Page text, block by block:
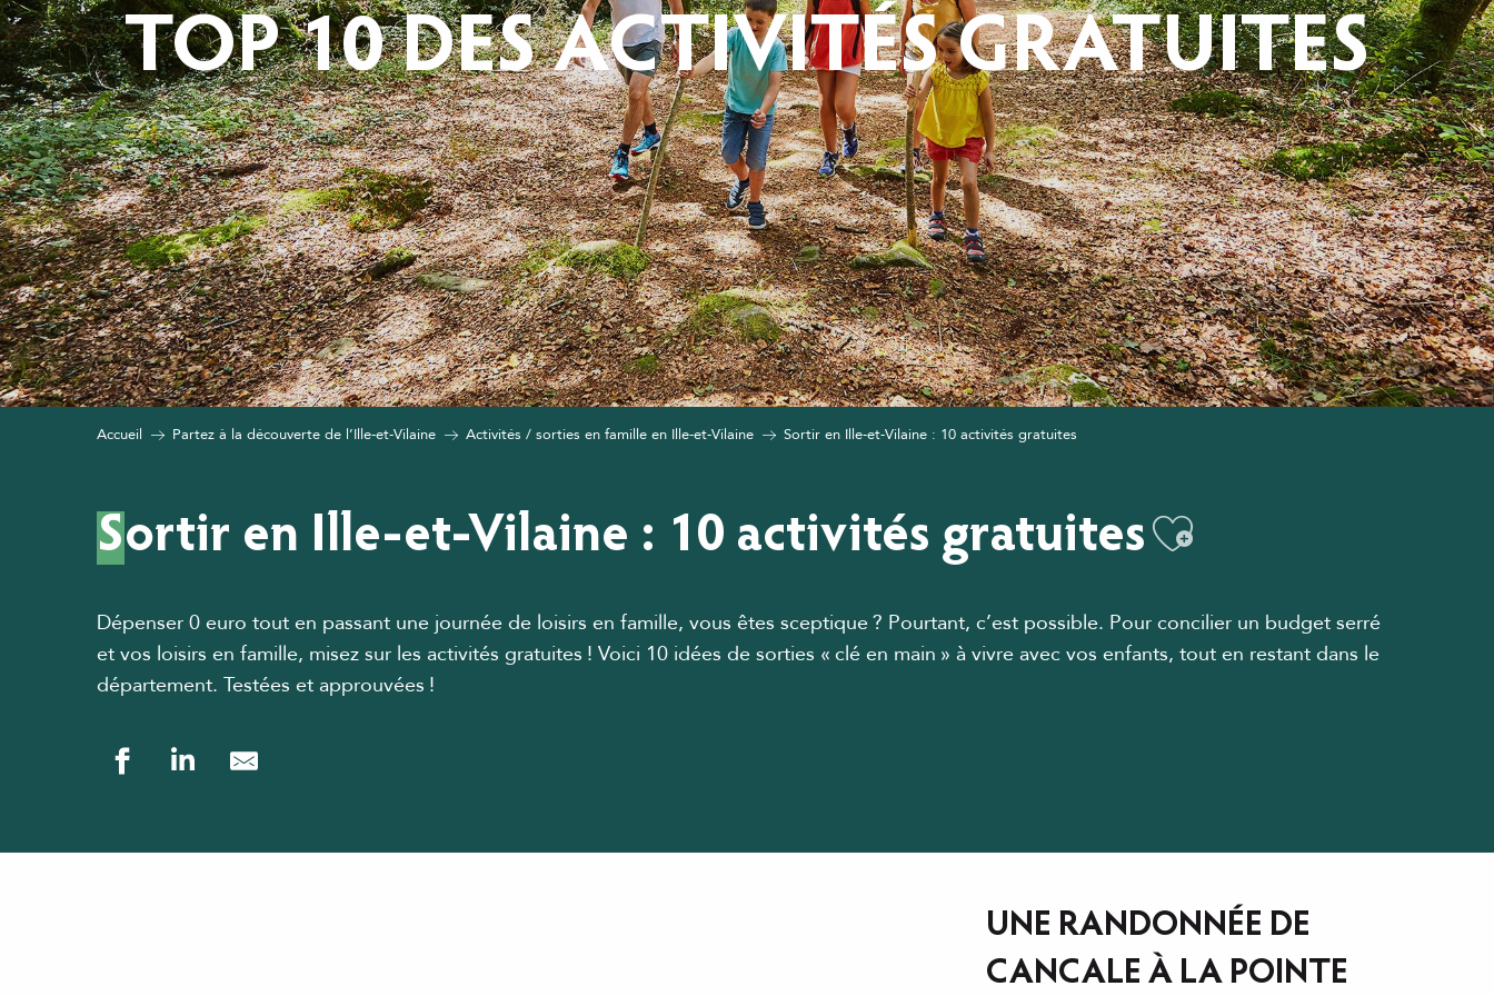
TOP 10 DES ACTIVITÉS GRATUITES
Accueil Partez à la découverte de l’Ille-et-Vilaine Activités / sorties en famille en Ille-et-Vilaine Sortir en Ille-et-Vilaine : 10 activités gratuites
Sortir en Ille-et-Vilaine : 10 activités gratuitesAjouter aux
Dépenser 0 euro tout en passant une journée de loisirs en famille, vous êtes sceptique ? Pourtant, c’est possible. Pour concilier un budget serré
et vos loisirs en famille, misez sur les activités gratuites ! Voici 10 idées de sorties « clé en main » à vivre avec vos enfants, tout en restant dans le
département. Testées et approuvées !
UNE RANDONNÉE DE
CANCALE À LA POINTE